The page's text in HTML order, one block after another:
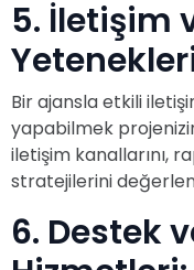
5. İletişim
Bir ajansla etkili
yapabilmek
iletişim kanallarını,
stratejilerini
6. Destek